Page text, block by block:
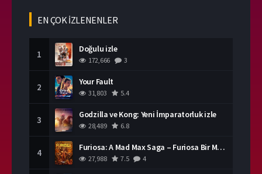
Yerli Filmleri HD izle
EN ÇOK İZLENENLER
1 Doğulu izle
172,666 3
2 Your Fault
31,803 5.4
3 Godzilla ve Kong: Yeni İmparatorluk izle
28,489 6.8
4 Furiosa: A Mad Max Saga – Furiosa Bir Mad Max Destanı
27,988 7.5 4